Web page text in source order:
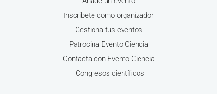
Inscríbete como organizador
Gestiona tus eventos
Patrocina Evento Ciencia
Contacta con Evento Ciencia
Congresos científicos